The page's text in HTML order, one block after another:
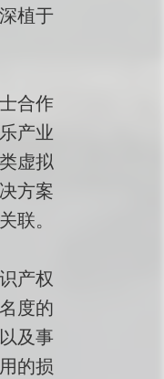
植于
合作
产业
虚拟
方案
联。
产权
度的
及事
的损